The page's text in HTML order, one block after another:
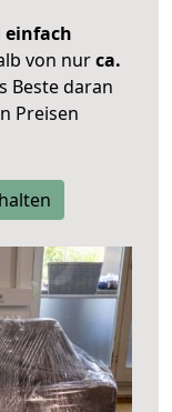
einfach
von nurca.
Beste daran
Preisen